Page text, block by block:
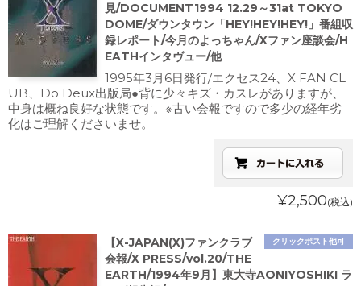
見/DOCUMENT1994 12.29～31at TOKYO
DOME/ダウンタウン「HEY!HEY!HEY!」番組収
録レポート/今月のよっちゃん/Xファン座談会/H
EATHインタヴュー/他
1995年3月6日発行/エクセス24、X FAN CL
UB、Do Deux出版局●背に少々キズ・カスレがありますが、
中身は概ね良好な状態です。※古い会報ですので多少の経年劣
化はご理解くださいませ。
¥2,500(税込)
クリックポスト他可
【X-JAPAN(X)ファンクラブ
会報/X PRESS/vol.20/THE
EARTH/1994年9月】東大寺AONIYOSHIKI ラ